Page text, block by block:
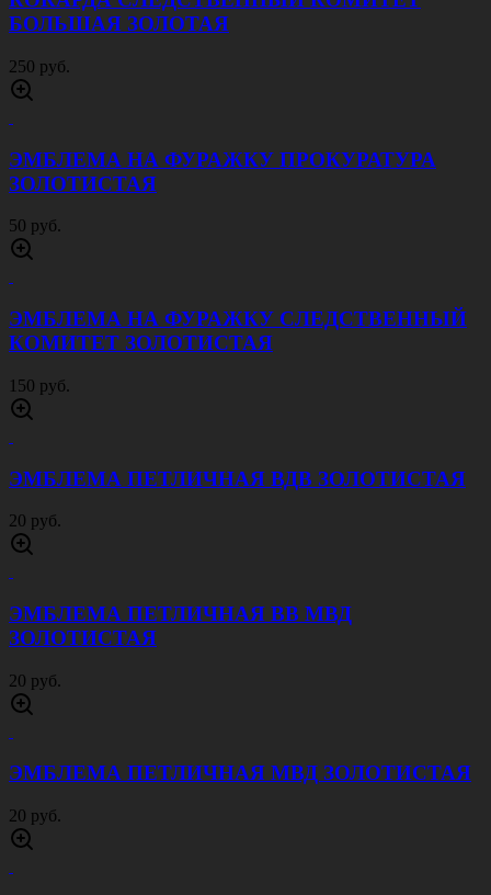
БОЛЬШАЯ ЗОЛОТАЯ
250 руб.
ЭМБЛЕМА НА ФУРАЖКУ ПРОКУРАТУРА
ЗОЛОТИСТАЯ
50 руб.
ЭМБЛЕМА НА ФУРАЖКУ СЛЕДСТВЕННЫЙ
КОМИТЕТ ЗОЛОТИСТАЯ
150 руб.
ЭМБЛЕМА ПЕТЛИЧНАЯ ВДВ ЗОЛОТИСТАЯ
20 руб.
ЭМБЛЕМА ПЕТЛИЧНАЯ ВВ МВД
ЗОЛОТИСТАЯ
20 руб.
ЭМБЛЕМА ПЕТЛИЧНАЯ МВД ЗОЛОТИСТАЯ
20 руб.